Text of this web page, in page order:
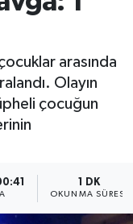
arasında
Olayın
çocuğun
1 DK
OKUNMA SÜRESI